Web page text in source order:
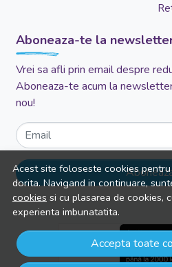
Acest site foloseste cookies
dorita. Navigand in continuare,
cookies si cu plasarea de cookies,
experienta imbunatatita.
Accepta toate
Aboneaza-te la
Vrei sa afli prin email despre
Aboneaza-te acum la
nou!
Email